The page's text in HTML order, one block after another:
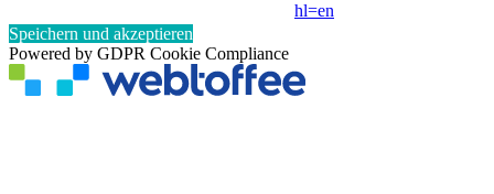
hl=en
Speichern und akzeptieren
Powered by GDPR Cookie Compliance